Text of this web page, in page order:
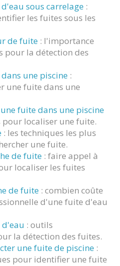
sous carrelage :
les fuites sous les
de fuite : l'importance
pour la détection des
une piscine :
une fuite dans une
fuite dans une piscine
localiser une fuite.
: les techniques les plus
une fuite.
de fuite : faire appel à
localiser les fuites
de fuite : combien coûte
d'une fuite d'eau
d'eau : outils
la détection des fuites.
une fuite de piscine :
pour identifier une fuite